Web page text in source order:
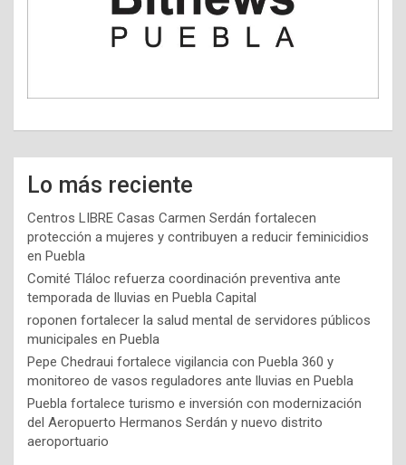
Lo más reciente
Centros LIBRE Casas Carmen Serdán fortalecen
protección a mujeres y contribuyen a reducir feminicidios
en Puebla
Comité Tláloc refuerza coordinación preventiva ante
temporada de lluvias en Puebla Capital
roponen fortalecer la salud mental de servidores públicos
municipales en Puebla
Pepe Chedraui fortalece vigilancia con Puebla 360 y
monitoreo de vasos reguladores ante lluvias en Puebla
Puebla fortalece turismo e inversión con modernización
del Aeropuerto Hermanos Serdán y nuevo distrito
aeroportuario